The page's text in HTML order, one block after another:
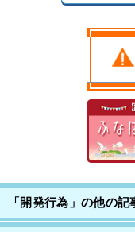
「開発行為」の他の記